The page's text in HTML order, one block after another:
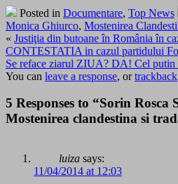
Posted in Documentare, Top News
Monica Ghiurco, Mostenirea
« Justiţia din butoane în România în
CONTESTATIA in cazul partidului
Se reface ziarul ZIUA? DA! Cel putin
You can leave a response, ortrackback
5 Responses to “Sorin
Mostenirea clandestina si
luiza says:
11/04/2014 at 12:03